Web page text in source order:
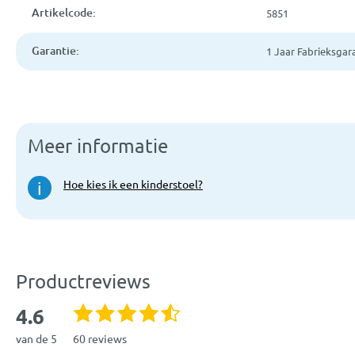
Artikelcode: 5851
Garantie: 1 Jaar
Meer informatie
i Hoe kies ik een kinderstoel?
Productreviews
4.6
van de 5 60 reviews